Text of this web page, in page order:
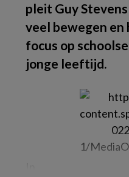
pleit Guy
veel bewegen en
focus op
jonge leeftijd.